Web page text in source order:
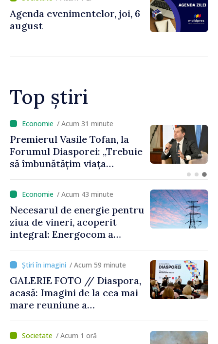
Agenda evenimentelor, joi, 6
august
Top știri
/ Acum 14 minute
Un specialist din diaspora își
propune să revină în
Republica Moldova pentru a
registrului naval național
/ Acum 43 minute
Necesarul de energie pentru
ziua de vineri, acoperit
integral: Energocom a
/ Acum 59 minute
GALERIE FOTO // Diaspora,
acasă: Imagini de la cea mai
mare reuniune a
hotare
/ Acum 1 oră